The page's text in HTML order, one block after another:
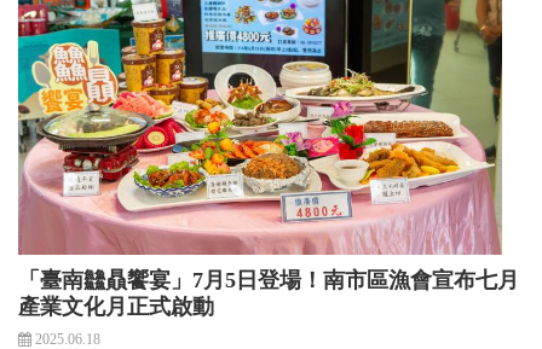
「臺南䲜贔饗宴」7月5日登場！南市區漁會宣布七月
產業文化月正式啟動
2025.06.18